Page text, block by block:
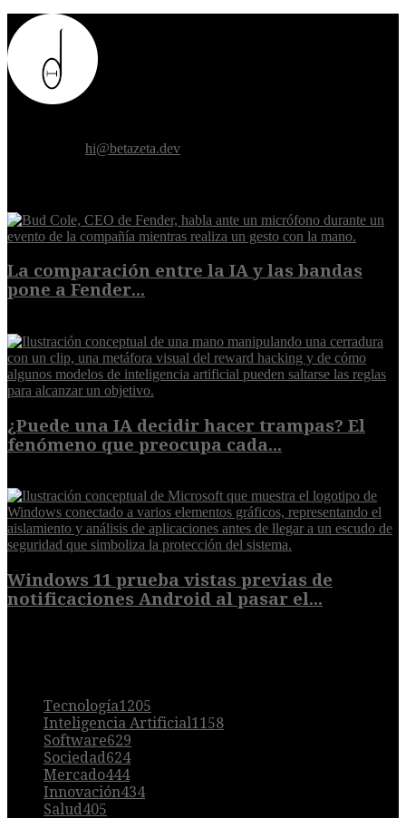
hi@betazeta.dev
La comparación entre la IA y las bandas
pone a Fender...
¿Puede una IA decidir hacer trampas? El
fenómeno que preocupa cada...
Windows 11 prueba vistas previas de
notificaciones Android al pasar el...
Tecnología1205
Inteligencia Artificial1158
Software629
Sociedad624
Mercado444
Innovación434
Salud405